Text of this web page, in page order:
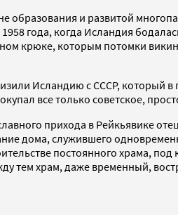
образования и развитой
1958 года, когда Исландия
крюке, которым потомки
Исландию с СССР, который в
все только советское,
прихода в Рейкьявике
дома, служившего
постоянного храма,
тем храм, даже временный,